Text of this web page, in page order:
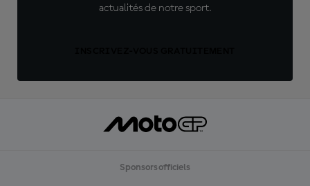
actualités de notre sport.
Sponsors officiels